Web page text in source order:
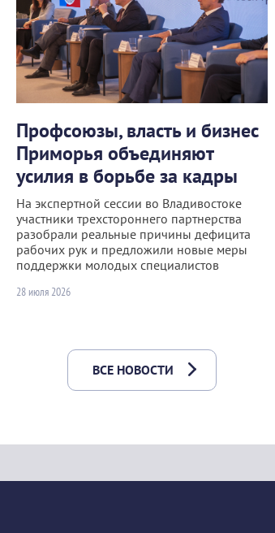
Профсоюзы, власть и бизнес
Приморья объединяют
усилия в борьбе за кадры
На экспертной сессии во Владивостоке
участники трехстороннего партнерства
разобрали реальные причины дефицита
рабочих рук и предложили новые меры
поддержки молодых специалистов
28 июля 2026
ВСЕ НОВОСТИ